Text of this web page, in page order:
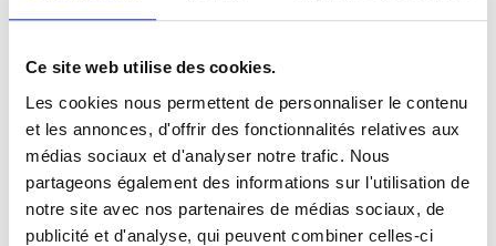
Ce site web utilise des cookies.
Les cookies nous permettent de personnaliser le contenu
et les annonces, d'offrir des fonctionnalités relatives aux
médias sociaux et d'analyser notre trafic. Nous
partageons également des informations sur l'utilisation de
notre site avec nos partenaires de médias sociaux, de
publicité et d'analyse, qui peuvent combiner celles-ci
ChezGLC Créations, chaque projet est unique.
À travers nos réalisations, nous mettons en
avant notre savoir-faire, notre exigence du détail
et notre passion pour les aménagements
intérieurs bien pensés.